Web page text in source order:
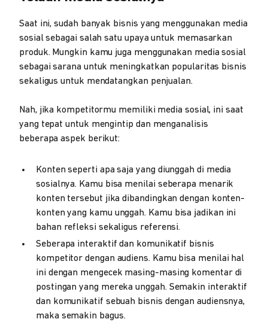
Saat ini, sudah banyak bisnis yang menggunakan media
sosial sebagai salah satu upaya untuk memasarkan
produk. Mungkin kamu juga menggunakan media sosial
sebagai sarana untuk meningkatkan popularitas bisnis
sekaligus untuk mendatangkan penjualan.
Nah, jika kompetitormu memiliki media sosial, ini saat
yang tepat untuk mengintip dan menganalisis
beberapa aspek berikut:
Konten seperti apa saja yang diunggah di media
sosialnya. Kamu bisa menilai seberapa menarik
konten tersebut jika dibandingkan dengan konten-
konten yang kamu unggah. Kamu bisa jadikan ini
bahan refleksi sekaligus referensi.
Seberapa interaktif dan komunikatif bisnis
kompetitor dengan audiens. Kamu bisa menilai hal
ini dengan mengecek masing-masing komentar di
postingan yang mereka unggah. Semakin interaktif
dan komunikatif sebuah bisnis dengan audiensnya,
maka semakin bagus.